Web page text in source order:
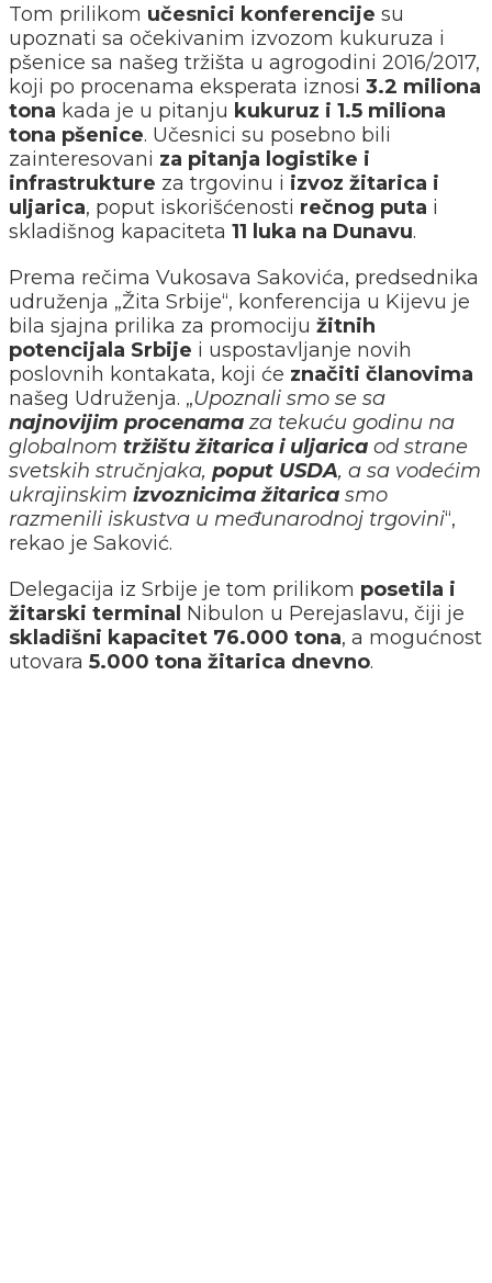
Tom prilikom učesnici konferencije su
upoznati sa očekivanim izvozom kukuruza i
pšenice sa našeg tržišta u agrogodini 2016/2017,
koji po procenama eksperata iznosi 3.2 miliona
tona kada je u pitanju kukuruz i 1.5 miliona
tona pšenice. Učesnici su posebno bili
zainteresovani za pitanja logistike i
infrastrukture za trgovinu i izvoz žitarica i
uljarica, poput iskorišćenosti rečnog puta i
skladišnog kapaciteta 11 luka na Dunavu.
Prema rečima Vukosava Sakovića, predsednika
udruženja „Žita Srbije“, konferencija u Kijevu je
bila sjajna prilika za promociju žitnih
potencijala Srbije i uspostavljanje novih
poslovnih kontakata, koji će značiti članovima
našeg Udruženja. „Upoznali smo se sa
najnovijim procenama za tekuću godinu na
globalnom tržištu žitarica i uljarica od strane
svetskih stručnjaka, poput USDA, a sa vodećim
ukrajinskim izvoznicima žitarica smo
razmenili iskustva u međunarodnoj trgovini“,
rekao je Saković.
Delegacija iz Srbije je tom prilikom posetila i
žitarski terminal Nibulon u Perejaslavu, čiji je
skladišni kapacitet 76.000 tona, a mogućnost
utovara 5.000 tona žitarica dnevno.